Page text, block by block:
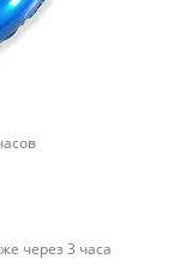
через 3 часа